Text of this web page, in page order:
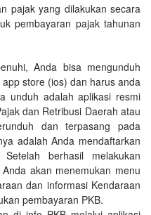
pajak yang dilakukan secara
pembayaran pajak tahunan
Anda bisa mengunduh
store (ios) dan harus anda
unduh adalah aplikasi resmi
dan Retribusi Daerah atau
dan terpasang pada
adalah Anda mendaftarkan
berhasil melakukan
akan menemukan menu
dan informasi Kendaraan
pembayaran PKB.